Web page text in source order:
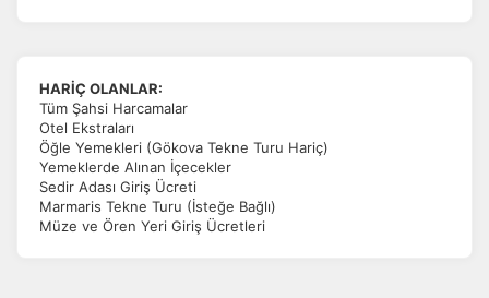
HARİÇ OLANLAR:
Tüm Şahsi Harcamalar
Otel Ekstraları
Öğle Yemekleri (Gökova Tekne Turu Hariç)
Yemeklerde Alınan İçecekler
Sedir Adası Giriş Ücreti
Marmaris Tekne Turu (İsteğe Bağlı)
Müze ve Ören Yeri Giriş Ücretleri